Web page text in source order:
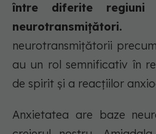
între diferite regiuni
neurotransmițători.
neurotransmițătorii
au un rol semnificativ în
de spirit și a reacțiilor
Anxietatea are baze